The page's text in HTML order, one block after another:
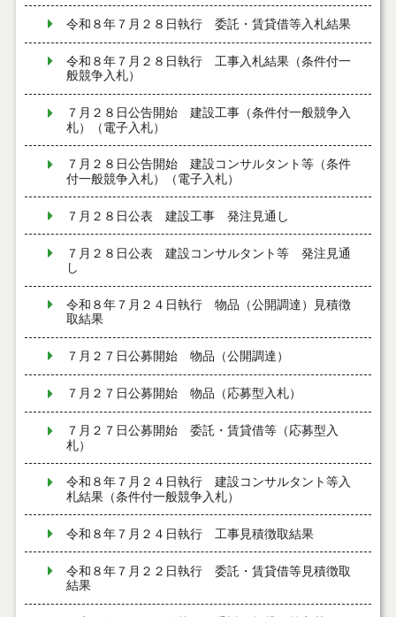
令和８年７月２８日執行 委託・賃貸借等入札結果
令和８年７月２８日執行 工事入札結果（条件付一
般競争入札）
７月２８日公告開始 建設工事（条件付一般競争入
札）（電子入札）
７月２８日公告開始 建設コンサルタント等（条件
付一般競争入札）（電子入札）
７月２８日公表 建設工事 発注見通し
７月２８日公表 建設コンサルタント等 発注見通
し
令和８年７月２４日執行 物品（公開調達）見積徴
取結果
７月２７日公募開始 物品（公開調達）
７月２７日公募開始 物品（応募型入札）
７月２７日公募開始 委託・賃貸借等（応募型入
札）
令和８年７月２４日執行 建設コンサルタント等入
札結果（条件付一般競争入札）
令和８年７月２４日執行 工事見積徴取結果
令和８年７月２２日執行 委託・賃貸借等見積徴取
結果